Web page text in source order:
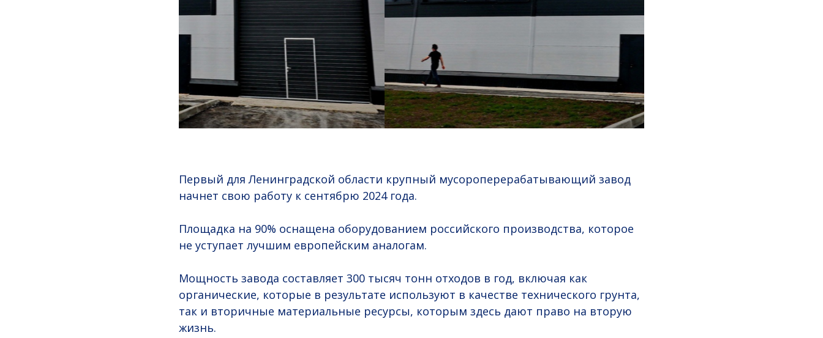
Первый для Ленинградской области крупный мусороперерабатывающий завод
начнет свою работу к сентябрю 2024 года.
Площадка на 90% оснащена оборудованием российского производства, которое
не уступает лучшим европейским аналогам.
Мощность завода составляет 300 тысяч тонн отходов в год, включая как
органические, которые в результате используют в качестве технического грунта,
так и вторичные материальные ресурсы, которым здесь дают право на вторую
жизнь.